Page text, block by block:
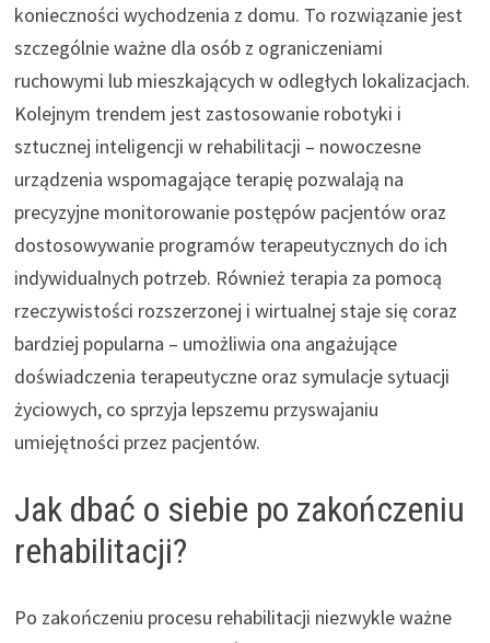
konieczności wychodzenia z domu. To rozwiązanie jest
szczególnie ważne dla osób z ograniczeniami
ruchowymi lub mieszkających w odległych lokalizacjach.
Kolejnym trendem jest zastosowanie robotyki i
sztucznej inteligencji w rehabilitacji – nowoczesne
urządzenia wspomagające terapię pozwalają na
precyzyjne monitorowanie postępów pacjentów oraz
dostosowywanie programów terapeutycznych do ich
indywidualnych potrzeb. Również terapia za pomocą
rzeczywistości rozszerzonej i wirtualnej staje się coraz
bardziej popularna – umożliwia ona angażujące
doświadczenia terapeutyczne oraz symulacje sytuacji
życiowych, co sprzyja lepszemu przyswajaniu
umiejętności przez pacjentów.
Jak dbać o siebie po zakończeniu
rehabilitacji?
Po zakończeniu procesu rehabilitacji niezwykle ważne